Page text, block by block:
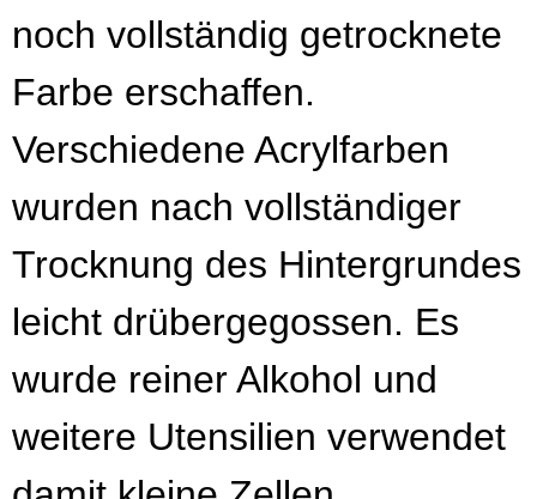
noch vollständig getrocknete
Farbe erschaffen.
Verschiedene Acrylfarben
wurden nach vollständiger
Trocknung des Hintergrundes
leicht drübergegossen. Es
wurde reiner Alkohol und
weitere Utensilien verwendet